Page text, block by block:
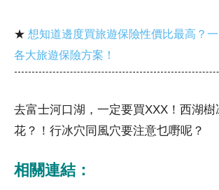
★ 想知道邊度買旅遊保險性價比最高？
各大旅遊保險方案！
去富士河口湖，一定要買XXX！西湖
花？！行冰穴同風穴要注意乜嘢呢？
相關連結：